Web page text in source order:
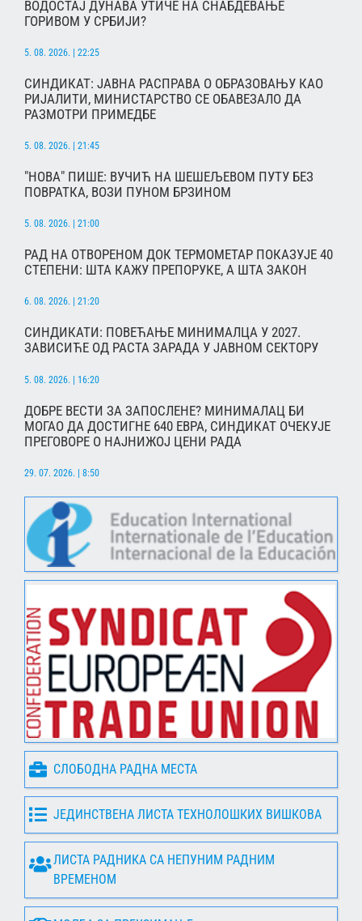
ВОДОСТАЈ ДУНАВА УТИЧЕ НА СНАБДЕВАЊЕ
ГОРИВОМ У СРБИЈИ?
5. 08. 2026. | 22:25
СИНДИКАТ: ЈАВНА РАСПРАВА О ОБРАЗОВАЊУ КАО
РИЈАЛИТИ, МИНИСТАРСТВО СЕ ОБАВЕЗАЛО ДА
РАЗМОТРИ ПРИМЕДБЕ
5. 08. 2026. | 21:45
"НОВА" ПИШЕ: ВУЧИЋ НА ШЕШЕЉЕВОМ ПУТУ БЕЗ
ПОВРАТКА, ВОЗИ ПУНОМ БРЗИНОМ
5. 08. 2026. | 21:00
РАД НА ОТВОРЕНОМ ДОК ТЕРМОМЕТАР ПОКАЗУЈЕ 40
СТЕПЕНИ: ШТА КАЖУ ПРЕПОРУКЕ, А ШТА ЗАКОН
6. 08. 2026. | 21:20
СИНДИКАТИ: ПОВЕЋАЊЕ МИНИМАЛЦА У 2027.
ЗАВИСИЋЕ ОД РАСТА ЗАРАДА У ЈАВНОМ СЕКТОРУ
5. 08. 2026. | 16:20
ДОБРЕ ВЕСТИ ЗА ЗАПОСЛЕНЕ? МИНИМАЛАЦ БИ
МОГАО ДА ДОСТИГНЕ 640 ЕВРА, СИНДИКАТ ОЧЕКУЈЕ
ПРЕГОВОРЕ О НАЈНИЖОЈ ЦЕНИ РАДА
29. 07. 2026. | 8:50
СЛОБОДНА РАДНА МЕСТА
ЈЕДИНСТВЕНА ЛИСТА ТЕХНОЛОШКИХ ВИШКОВА
ЛИСТА РАДНИКА СА НЕПУНИМ РАДНИМ
ВРЕМЕНОМ